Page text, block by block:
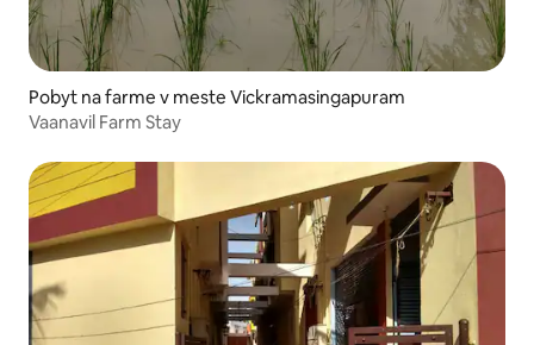
Pobyt na farme v meste Vickramasingapuram
Vaanavil Farm Stay